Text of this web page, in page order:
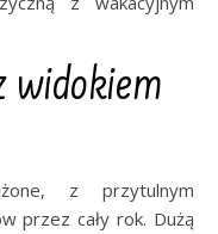
widokiem
z przytulnym
przez cały rok. Dużą